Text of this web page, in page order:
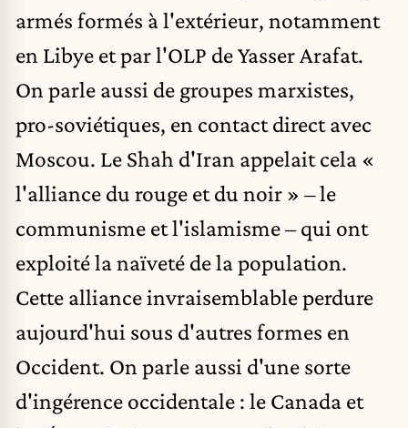
armés formés à l'extérieur, notamment
en Libye et par l'OLP de Yasser Arafat.
On parle aussi de groupes marxistes,
pro-soviétiques, en contact direct avec
Moscou. Le Shah d'Iran appelait cela «
l'alliance du rouge et du noir » – le
communisme et l'islamisme – qui ont
exploité la naïveté de la population.
Cette alliance invraisemblable perdure
aujourd'hui sous d'autres formes en
Occident. On parle aussi d'une sorte
d'ingérence occidentale : le Canada et